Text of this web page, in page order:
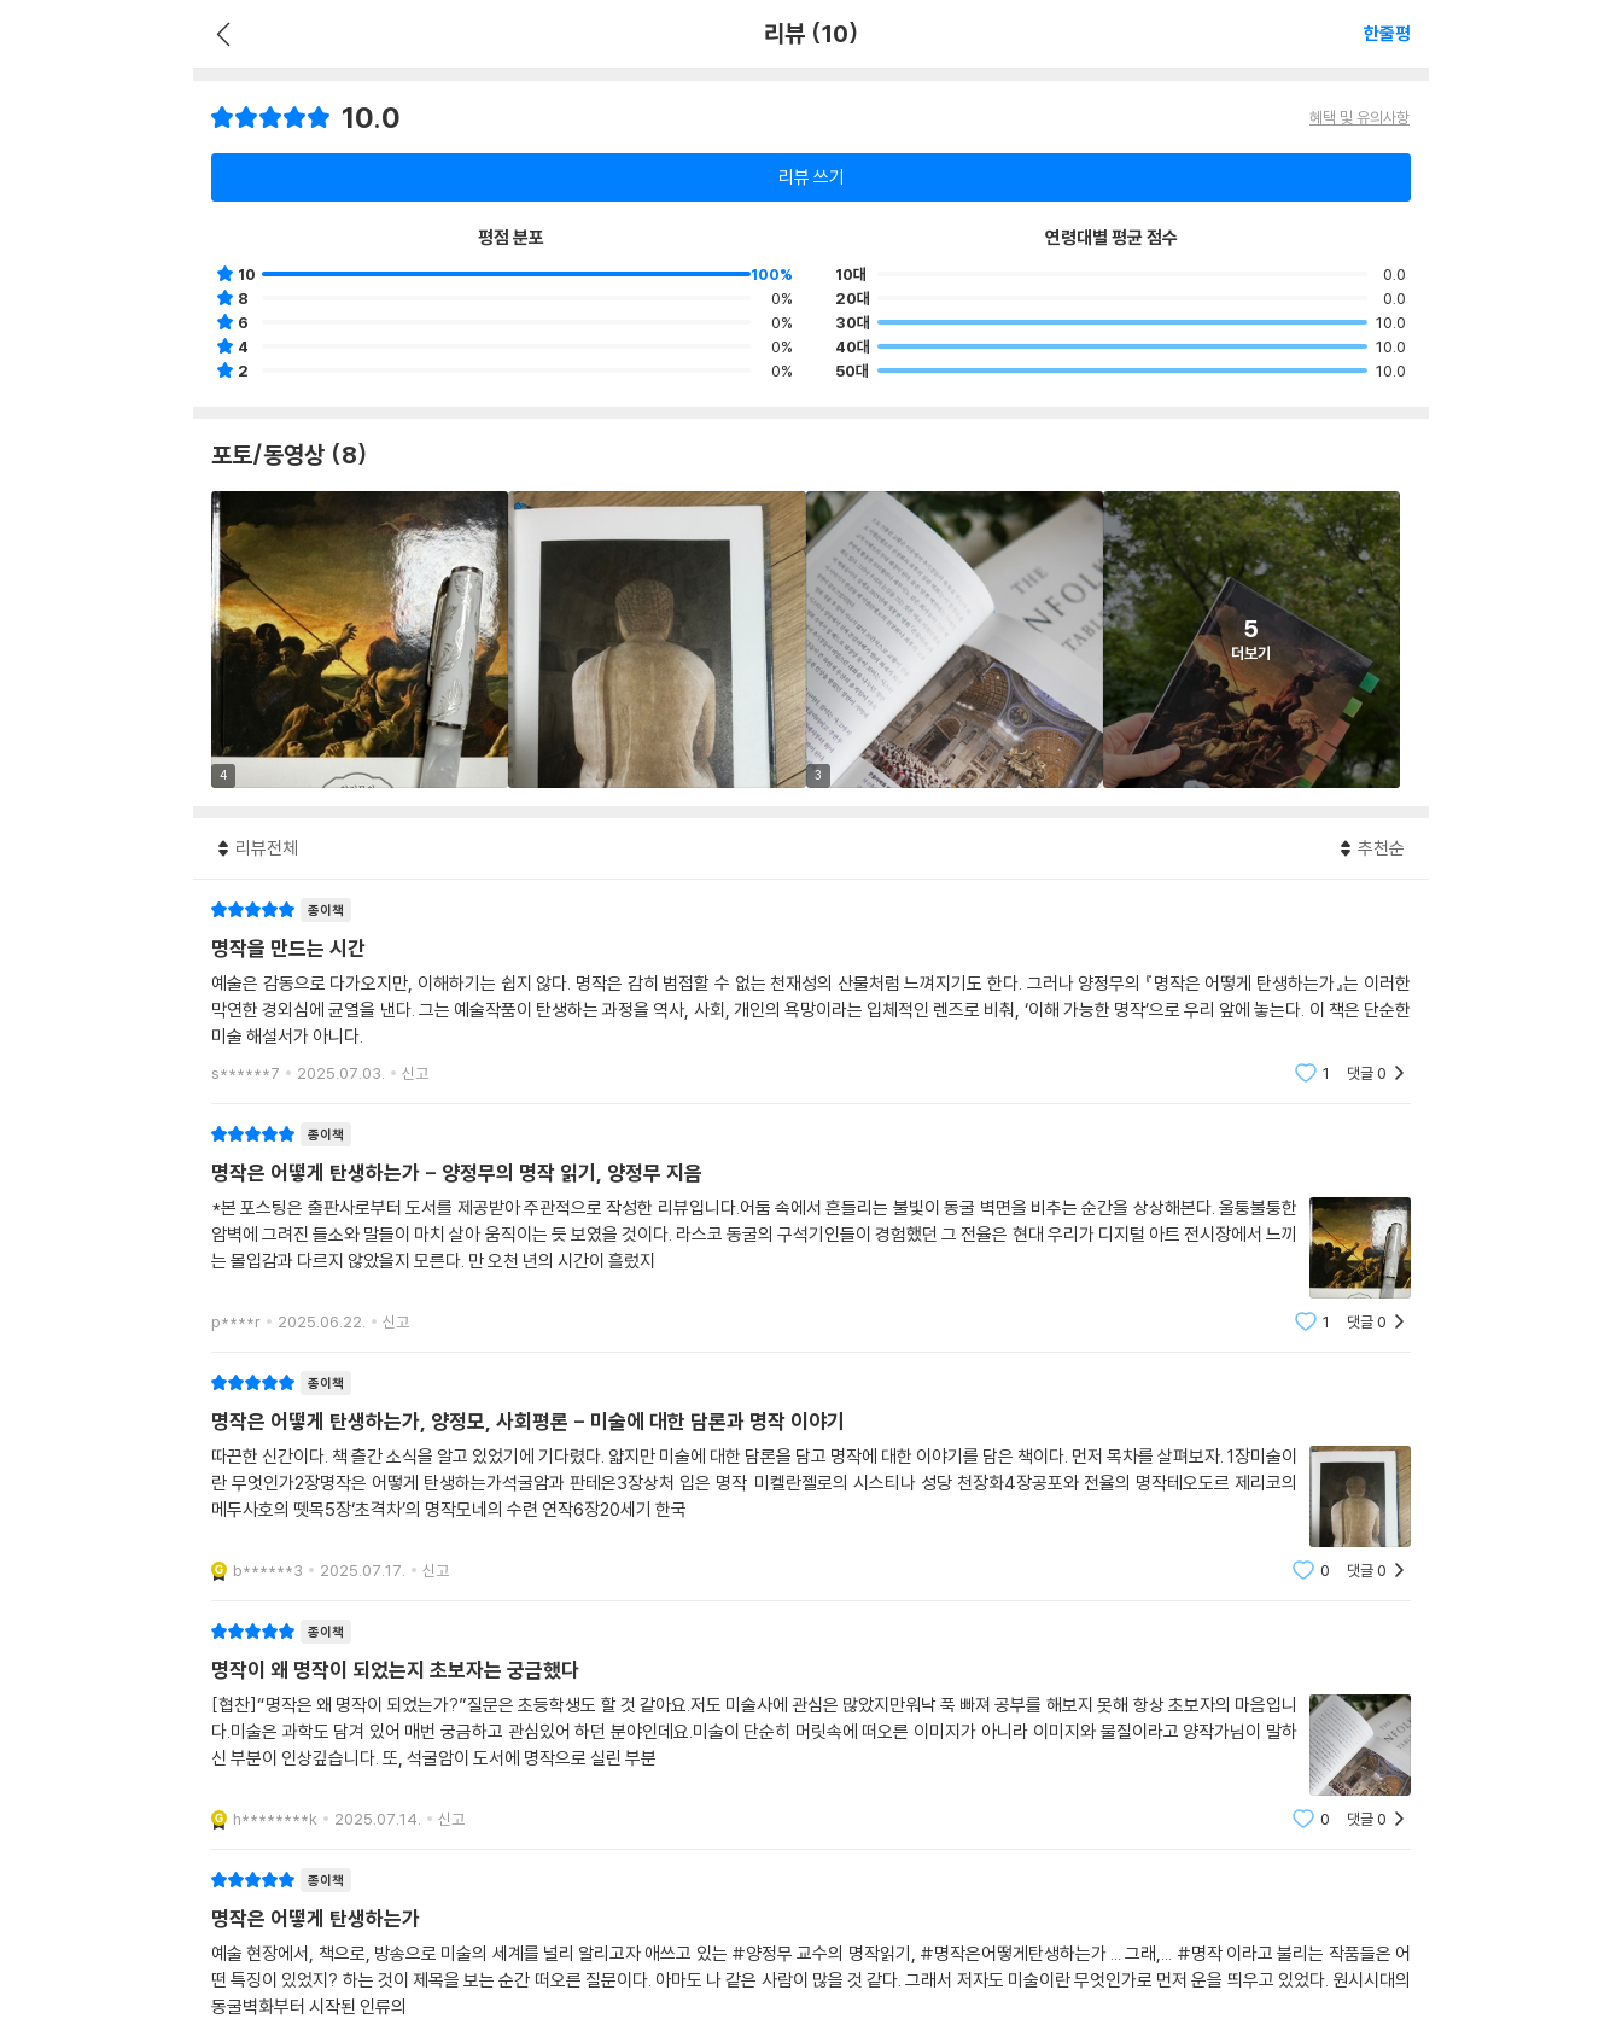
리뷰 (10) 한줄평
10.0 혜택 및 유의사항
리뷰 쓰기
평점 분포
10
100%
8
0%
6
0%
4
0%
2
0%
연령대별 평균 점수
10대
0.0
20대
0.0
30대
10.0
40대
10.0
50대
10.0
포토/동영상 (8)
4 3
5
더보기
리뷰전체 추천순
종이책
명작을 만드는 시간
예술은 감동으로 다가오지만, 이해하기는 쉽지 않다. 명작은 감히 범접할 수 없는 천재성의 산물처럼 느껴지기도 한다. 그러나 양정무의 『명작은 어떻게 탄생하는가』는 이러한
막연한 경외심에 균열을 낸다. 그는 예술작품이 탄생하는 과정을 역사, 사회, 개인의 욕망이라는 입체적인 렌즈로 비춰, ‘이해 가능한 명작’으로 우리 앞에 놓는다. 이 책은 단순한
미술 해설서가 아니다.
s******7 2025.07.03. 신고 1 댓글0
종이책
명작은 어떻게 탄생하는가 - 양정무의 명작 읽기, 양정무 지음
*본 포스팅은 출판사로부터 도서를 제공받아 주관적으로 작성한 리뷰입니다.어둠 속에서 흔들리는 불빛이 동굴 벽면을 비추는 순간을 상상해본다. 울퉁불퉁한
암벽에 그려진 들소와 말들이 마치 살아 움직이는 듯 보였을 것이다. 라스코 동굴의 구석기인들이 경험했던 그 전율은 현대 우리가 디지털 아트 전시장에서 느끼
는 몰입감과 다르지 않았을지 모른다. 만 오천 년의 시간이 흘렀지
p****r 2025.06.22. 신고 1 댓글0
종이책
명작은 어떻게 탄생하는가, 양정모, 사회평론 - 미술에 대한 담론과 명작 이야기
따끈한 신간이다. 책 츨간 소식을 알고 있었기에 기다렸다. 얇지만 미술에 대한 담론을 담고 명작에 대한 이야기를 담은 책이다. 먼저 목차를 살펴보자. 1장미술이
란 무엇인가2장명작은 어떻게 탄생하는가석굴암과 판테온3장상처 입은 명작 미켈란젤로의 시스티나 성당 천장화4장공포와 전율의 명작테오도르 제리코의
메두사호의 뗏목5장‘초격차’의 명작모네의 수련 연작6장20세기 한국
b******3 2025.07.17. 신고 0 댓글0
종이책
명작이 왜 명작이 되었는지 초보자는 궁금했다
[협찬]“명작은 왜 명작이 되었는가?”질문은 초등학생도 할 것 같아요.저도 미술사에 관심은 많았지만워낙 푹 빠져 공부를 해보지 못해 항상 초보자의 마음입니
다.미술은 과학도 담겨 있어 매번 궁금하고 관심있어 하던 분야인데요.미술이 단순히 머릿속에 떠오른 이미지가 아니라 이미지와 물질이라고 양작가님이 말하
신 부분이 인상깊습니다. 또, 석굴암이 도서에 명작으로 실린 부분
h********k 2025.07.14. 신고 0 댓글0
종이책
명작은 어떻게 탄생하는가
예술 현장에서, 책으로, 방송으로 미술의 세계를 널리 알리고자 애쓰고 있는 #양정무 교수의 명작읽기, #명작은어떻게탄생하는가 ... 그래,... #명작 이라고 불리는 작품들은 어
떤 특징이 있었지? 하는 것이 제목을 보는 순간 떠오른 질문이다. 아마도 나 같은 사람이 많을 것 같다. 그래서 저자도 미술이란 무엇인가로 먼저 운을 띄우고 있었다. 원시시대의
동굴벽화부터 시작된 인류의